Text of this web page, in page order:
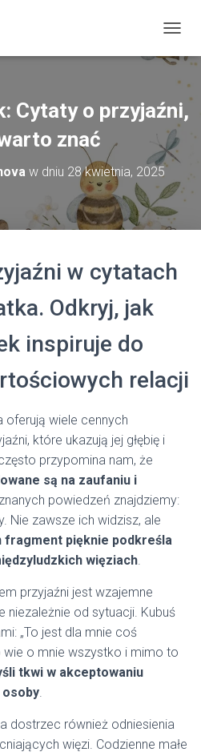
R
Ą
C
Z
N
W
I
G
J
Cytaty o przyjaźni,
znać
w dniu 28 kwietnia, 2025
w cytatach
Odkryj, jak
inspiruje do
relacji
oferują wiele cennych
które ukazują jej głębię i
przypomina nam, że
są na zaufaniu i
powiedzeń znajdziemy:
Nie zawsze ich widzisz, ale
fragment pięknie podkreśla
więziach.
przyjaźni jest wzajemne
niezależnie od sytuacji. Kubuś
„To jest dla mnie coś
o mnie wszystko i mimo to
tkwi w akceptowaniu
osoby.
dostrzec również odniesienia
więzi. Codzienne małe